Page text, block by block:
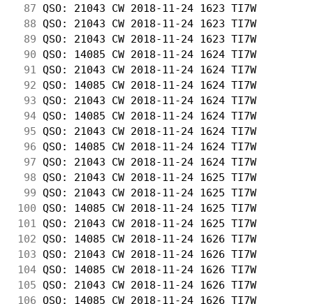
87 QSO: 21043 CW 2018-11-24 1623 TI7W
88 QSO: 21043 CW 2018-11-24 1623 TI7W
89 QSO: 21043 CW 2018-11-24 1623 TI7W
90 QSO: 14085 CW 2018-11-24 1624 TI7W
91
QSO: 21043 CW 2018-11-24 1624 TI7W
92 QSO: 14085 CW 2018-11-24 1624 TI7W
93 QSO: 21043 CW 2018-11-24 1624 TI7W
94 QSO: 14085 CW 2018-11-24 1624 TI7W
95 QSO: 21043 CW 2018-11-24 1624 TI7W
96 QSO: 14085 CW 2018-11-24 1624 TI7W
97 QSO: 21043 CW 2018-11-24 1624 TI7W
98 QSO: 21043 CW 2018-11-24 1625 TI7W
99 QSO: 21043 CW 2018-11-24 1625 TI7W
100 QSO: 14085 CW 2018-11-24 1625 TI7W
101
QSO: 21043 CW 2018-11-24 1625 TI7W
102 QSO: 14085 CW 2018-11-24 1626 TI7W
103 QSO: 21043 CW 2018-11-24 1626 TI7W
104 QSO: 14085 CW 2018-11-24 1626 TI7W
105 QSO: 21043 CW 2018-11-24 1626 TI7W
106 QSO: 14085 CW 2018-11-24 1626 TI7W